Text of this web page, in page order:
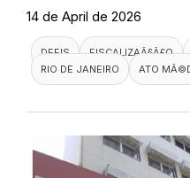
14 de April de 2026
DEFIS FISCALIZAÃ§Ã£O
RIO DE JANEIRO
ATO